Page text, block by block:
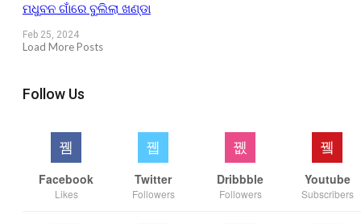
ମଧୁବନ ଗାଁରେ ବୁଲିଲା ଖଣ୍ଡା
Feb 25, 2024
Load More Posts
Follow Us
Facebook
Likes
Twitter
Followers
Dribbble
Followers
Youtube
Subscribers